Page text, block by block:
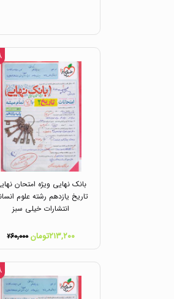
بانک نهایی ویژه امتحان
تاریخ یازدهم رشته علوم
انتشارات خیلی سبز
۲۱۳,۲۰۰تومان ۲۶۰,۰۰۰